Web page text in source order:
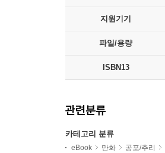
지원기기
파일/용량
ISBN13
관련분류
카테고리 분류
eBook 만화 공포/추리